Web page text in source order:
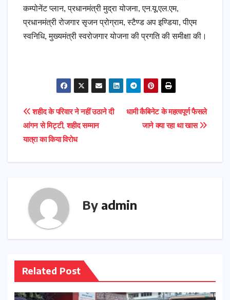
कम्पोनेंट प्लान, प्रधानमंत्री मुद्रा योजना, एन.यू.एल.एम,
प्रधानमंत्री रोजगार सृजन प्रोग्राम, स्टैण्ड अप इण्डिया, पीएम
स्वनिधि, मुख्यमंत्री स्वरोजगार योजना की प्रगति की समीक्षा की।
Post
navigation
धामी कैबिनेट के महत्वपूर्ण फैसले
जाने क्या रहा था खास
शहीद के परिवार ने नहीं उठाने दी
आंगन से मिट्टी, शहीद सम्मान
यात्रा का किया विरोध
By admin
Related Post